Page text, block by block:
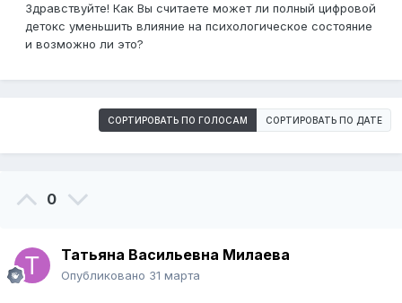
Здравствуйте! Как Вы считаете может ли полный цифровой
детокс уменьшить влияние на психологическое состояние
и возможно ли это?
СОРТИРОВАТЬ ПО ГОЛОСАМ СОРТИРОВАТЬ ПО ДАТЕ
0
Татьяна Васильевна Милаева
Опубликовано 31 марта